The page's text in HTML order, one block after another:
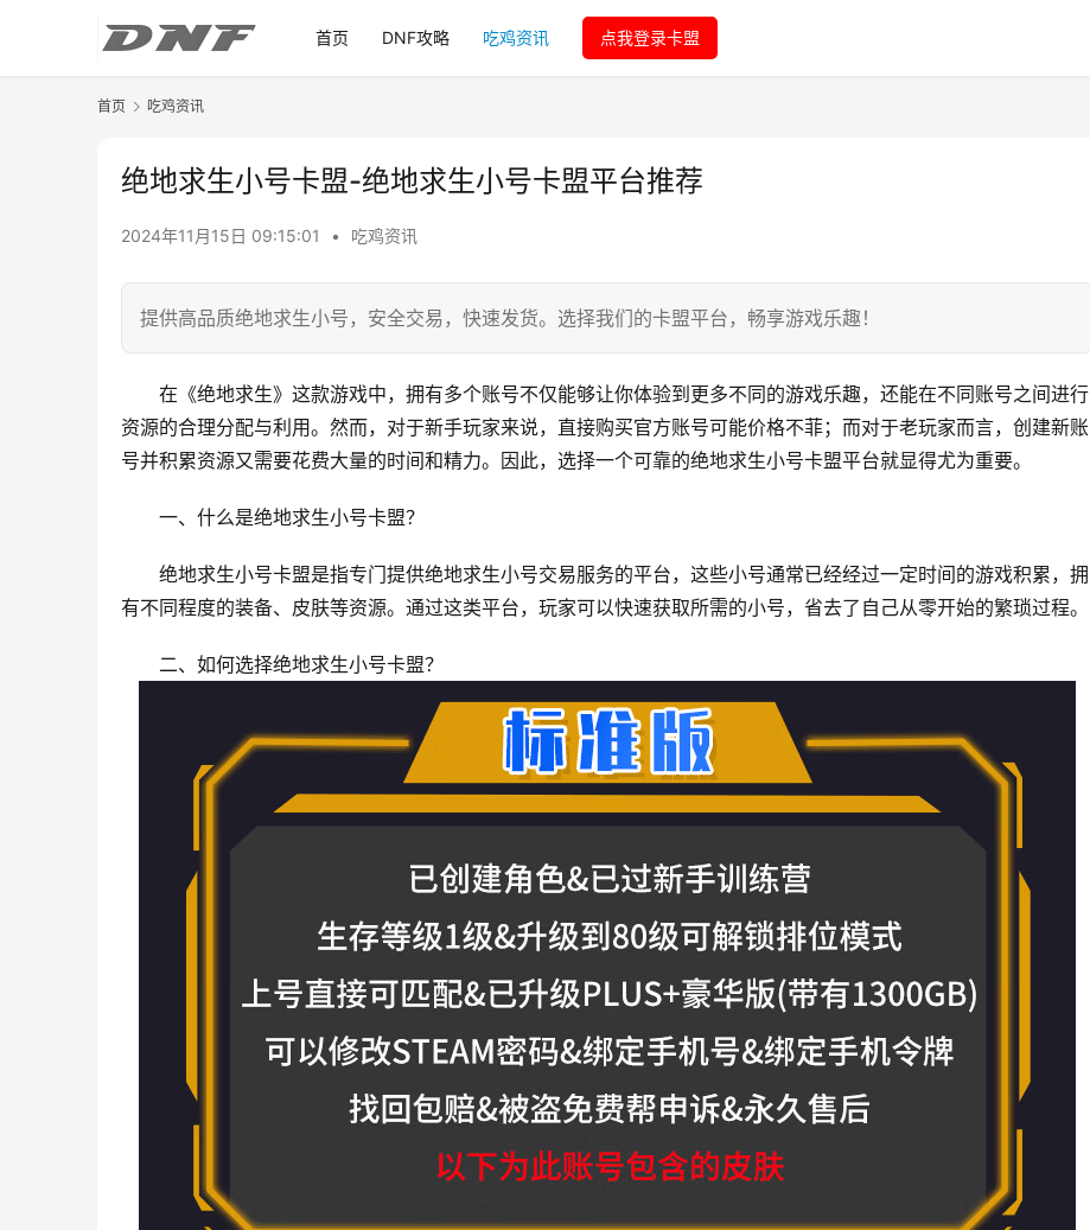
首页 DNF攻略 吃鸡资讯 点我登录卡盟
首页 吃鸡资讯
绝地求生小号卡盟-绝地求生小号卡盟平台推荐
2024年11月15日 09:15:01 • 吃鸡资讯
提供高品质绝地求生小号，安全交易，快速发货。选择我们的卡盟平台，畅享游戏乐趣！
在《绝地求生》这款游戏中，拥有多个账号不仅能够让你体验到更多不同的游戏乐趣，还能在不同账号之间进行
资源的合理分配与利用。然而，对于新手玩家来说，直接购买官方账号可能价格不菲；而对于老玩家而言，创建新账
号并积累资源又需要花费大量的时间和精力。因此，选择一个可靠的绝地求生小号卡盟平台就显得尤为重要。
一、什么是绝地求生小号卡盟？
绝地求生小号卡盟是指专门提供绝地求生小号交易服务的平台，这些小号通常已经经过一定时间的游戏积累，拥
有不同程度的装备、皮肤等资源。通过这类平台，玩家可以快速获取所需的小号，省去了自己从零开始的繁琐过程。
二、如何选择绝地求生小号卡盟？